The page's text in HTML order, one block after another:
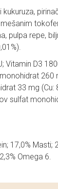
pulpa repe,
Vitamin D3
260
33 mg
sulfat
17,0% Masti;
Omega 6.